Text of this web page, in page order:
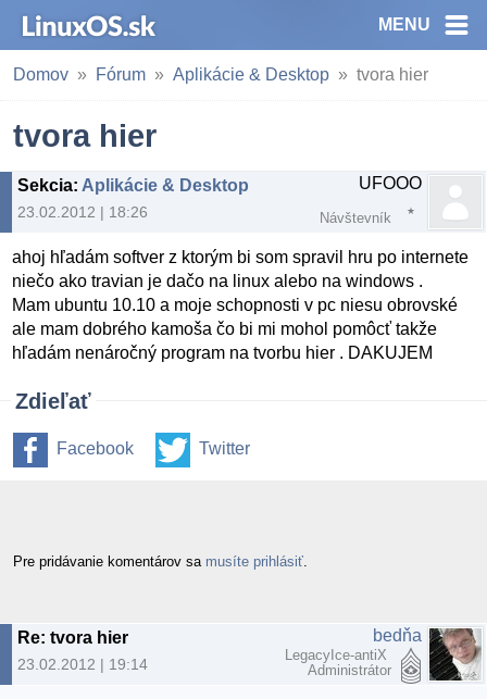
MENU
Domov Fórum Aplikácie & Desktop tvora hier
tvora hier
Sekcia: Aplikácie & Desktop
23.02.2012 | 18:26
UFOOO
Návštevník
ahoj hľadám softver z ktorým bi som spravil hru po internete
niečo ako travian je dačo na linux alebo na windows .
Mam ubuntu 10.10 a moje schopnosti v pc niesu obrovské
ale mam dobrého kamoša čo bi mi mohol pomôcť takže
hľadám nenáročný program na tvorbu hier . DAKUJEM
Zdieľať
Facebook Twitter
Pre pridávanie komentárov sa musíte prihlásiť
Re: tvora hier
23.02.2012 | 19:14
bedňa
LegacyIce-antiX
Administrátor